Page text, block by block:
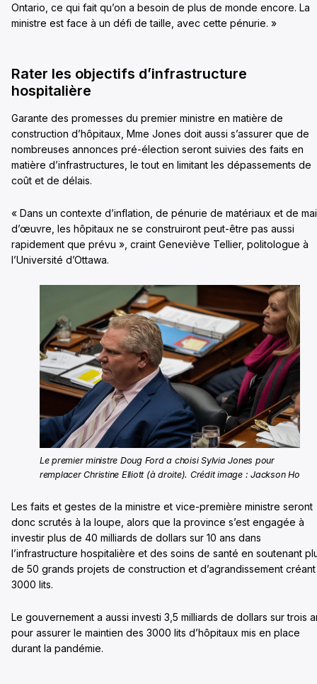
Ontario, ce qui fait qu’on a besoin de plus de monde encore. La
ministre est face à un défi de taille, avec cette pénurie. »
Rater les objectifs d’infrastructure
hospitalière
Garante des promesses du premier ministre en matière de
construction d’hôpitaux, Mme Jones doit aussi s’assurer que de
nombreuses annonces pré-élection seront suivies des faits en
matière d’infrastructures, le tout en limitant les dépassements de
coût et de délais.
« Dans un contexte d’inflation, de pénurie de matériaux et de
d’œuvre, les hôpitaux ne se construiront peut-être pas aussi
rapidement que prévu », craint Geneviève Tellier, politologue à
l’Université d’Ottawa.
Le premier ministre Doug Ford a choisi Sylvia Jones pour
remplacer Christine Elliott (à droite). Crédit image : Jackson Ho
Les faits et gestes de la ministre et vice-première ministre seront
donc scrutés à la loupe, alors que la province s’est engagée à
investir plus de 40 milliards de dollars sur 10 ans dans
l’infrastructure hospitalière et des soins de santé en soutenant
de 50 grands projets de construction et d’agrandissement créant
3000 lits.
Le gouvernement a aussi investi 3,5 milliards de dollars sur trois
pour assurer le maintien des 3000 lits d’hôpitaux mis en place
durant la pandémie.